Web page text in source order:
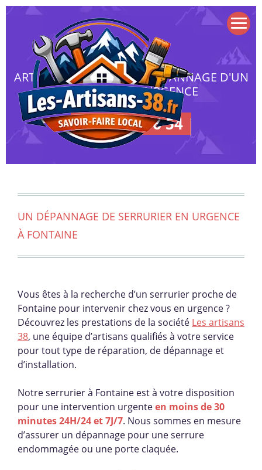
ARTISANS À FONTAINE : DÉPANNAGE D'UN
SERRURIER EN URGENCE
09 72 20 16 54
UN DÉPANNAGE DE SERRURIER EN URGENCE
À FONTAINE
Vous êtes à la recherche d’un serrurier proche de
Fontaine pour intervenir chez vous en urgence ?
Découvrez les prestations de la société Les artisans
38, une équipe d’artisans qualifiés à votre service
pour tout type de réparation, de dépannage et
d’installation.
Notre serrurier à Fontaine est à votre disposition
pour une intervention urgenteen moins de 30
minutes 24H/24 et 7J/7. Nous sommes en mesure
d’assurer un dépannage pour une serrure
endommagée ou une porte claquée.